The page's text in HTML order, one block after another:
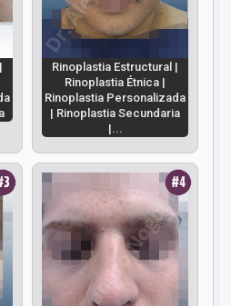
Rinoplastia Estructural |
Rinoplastia Étnica |
Rinoplastia Personalizada
| Rinoplastia Secundaria
|...